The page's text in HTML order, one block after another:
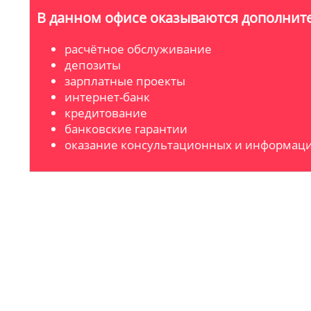
В данном офисе оказываются
расчётное обслуживание
депозиты
зарплатные проекты
интернет-банк
кредитование
банковские гарантии
оказание консультационных и